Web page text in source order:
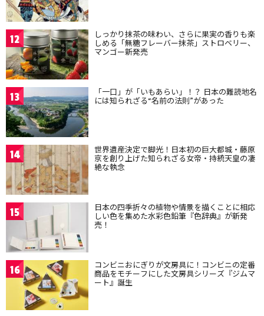
12 しっかり抹茶の味わい、さらに果実の香りも楽
しめる「無糖フレーバー抹茶」ストロベリー、
マンゴー新発売
13 「一口」が「いもあらい」！？ 日本の難読地名
には知られざる“名前の法則”があった
14 世界遺産決定で脚光！日本初の巨大都城・藤原
京を創り上げた知られざる女帝・持統天皇の凄
絶な執念
15 日本の四季折々の植物や情景を描くことに相応
しい色を集めた水彩色鉛筆『色辞典』が新発
売！
16 コンビニおにぎりが文房具に！コンビニの定番
商品をモチーフにした文房具シリーズ『ジムマ
ート』誕生